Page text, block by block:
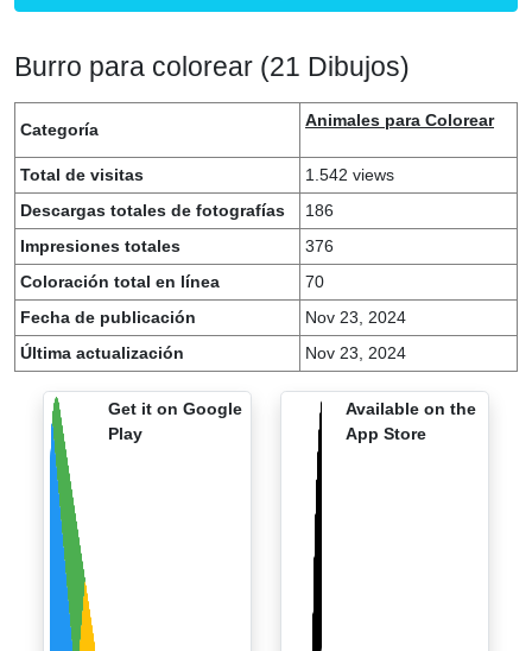
Burro para colorear (21 Dibujos)
Categoría Animales para Colorear
Total de visitas
1.542 views
Descargas totales de fotografías
186
Impresiones totales
376
Coloración total en línea
70
Fecha de publicación
Nov 23, 2024
Última actualización
Nov 23, 2024
Get it on Google
Play
Available on the
App Store